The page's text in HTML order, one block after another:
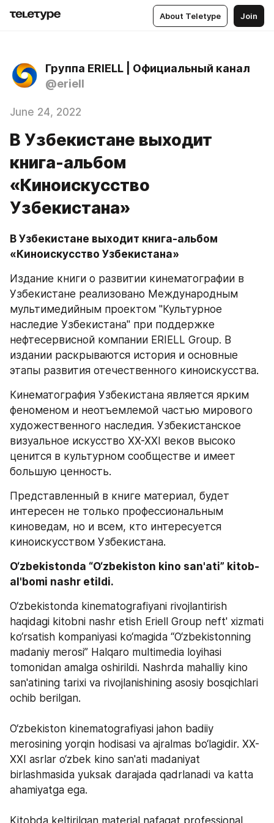
About Teletype Join
Группа ERIELL | Официальный канал
@eriell
June 24, 2022
В Узбекистане выходит
книга-альбом
«Киноискусство
Узбекистана»
В Узбекистане выходит книга-альбом
«Киноискусство Узбекистана»
Издание книги о развитии кинематографии в
Узбекистане реализовано Международным
мультимедийным проектом "Культурное
наследие Узбекистана" при поддержке
нефтесервисной компании ERIELL Group. В
издании раскрываются история и основные
этапы развития отечественного киноискусства.
Кинематография Узбекистана является ярким
феноменом и неотъемлемой частью мирового
художественного наследия. Узбекистанское
визуальное искусство XX-XXI веков высоко
ценится в культурном сообществе и имеет
большую ценность.
Представленный в книге материал, будет
интересен не только профессиональным
киноведам, но и всем, кто интересуется
киноискусством Узбекистана.
O‘zbekistonda “O‘zbekiston kino san'ati” kitob-
al'bomi nashr etildi.
O‘zbekistonda kinematografiyani rivojlantirish
haqidagi kitobni nashr etish Eriell Group neft' xizmati
ko‘rsatish kompaniyasi ko‘magida “O‘zbekistonning
madaniy merosi” Halqaro multimedia loyihasi
tomonidan amalga oshirildi. Nashrda mahalliy kino
san'atining tarixi va rivojlanishining asosiy bosqichlari
ochib berilgan.
O‘zbekiston kinematografiyasi jahon badiiy
merosining yorqin hodisasi va ajralmas bo‘lagidir. XX-
XXI asrlar o‘zbek kino san'ati madaniyat
birlashmasida yuksak darajada qadrlanadi va katta
ahamiyatga ega.
Kitobda keltirilgan material nafaqat professional